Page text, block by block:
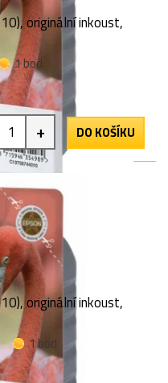
originální inkoust,
1 bod
+ DO KOŠÍKU
originální inkoust,
1 bod